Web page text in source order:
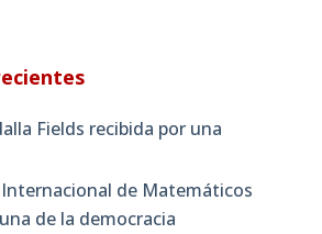
Fields recibida por una
Internacional de Matemáticos
de la democracia